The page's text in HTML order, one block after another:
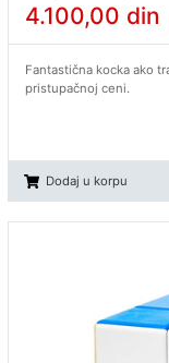
4.100,00 din
Fantastična kocka ako
pristupačnoj ceni.
Dodaj u korpu